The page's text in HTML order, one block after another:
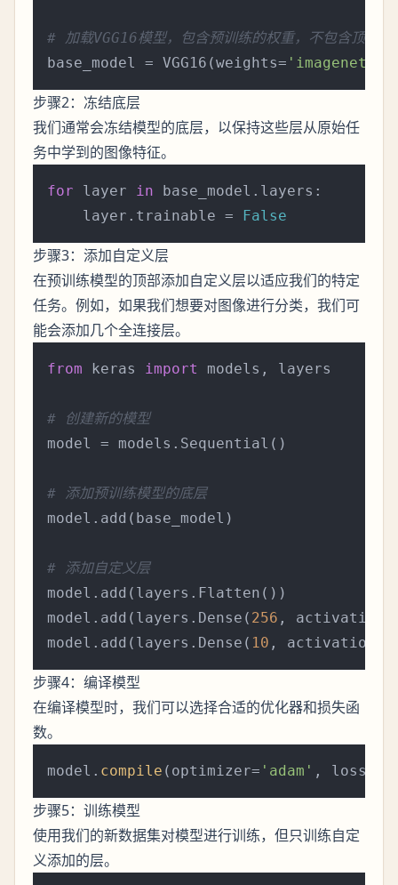
# 加载VGG16模型，包含预训练的权重，不包含顶部的
base_model = VGG16(weights= 'imagenet'
步骤2：冻结底层
我们通常会冻结模型的底层，以保持这些层从原始任
务中学到的图像特征。
for layer in base_model.layers:
    layer.trainable =
False
步骤3：添加自定义层
在预训练模型的顶部添加自定义层以适应我们的特定
任务。例如，如果我们想要对图像进行分类，我们可
能会添加几个全连接层。
from keras import models, layers
# 创建新的模型
model = models.Sequential()
# 添加预训练模型的底层
model.add(base_model)
# 添加自定义层
model.add(layers.Flatten())
model.add(layers.Dense( 256 , activation=
model.add(layers.Dense( 10 , activation=
步骤4：编译模型
在编译模型时，我们可以选择合适的优化器和损失函
数。
model. compile (optimizer= 'adam' , loss=
步骤5：训练模型
使用我们的新数据集对模型进行训练，但只训练自定
义添加的层。